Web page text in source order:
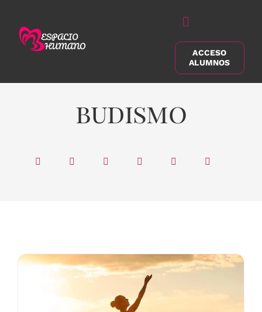
contenido
Alternar
navegación
Buscar:
ACCESO
ALUMNOS
budismo